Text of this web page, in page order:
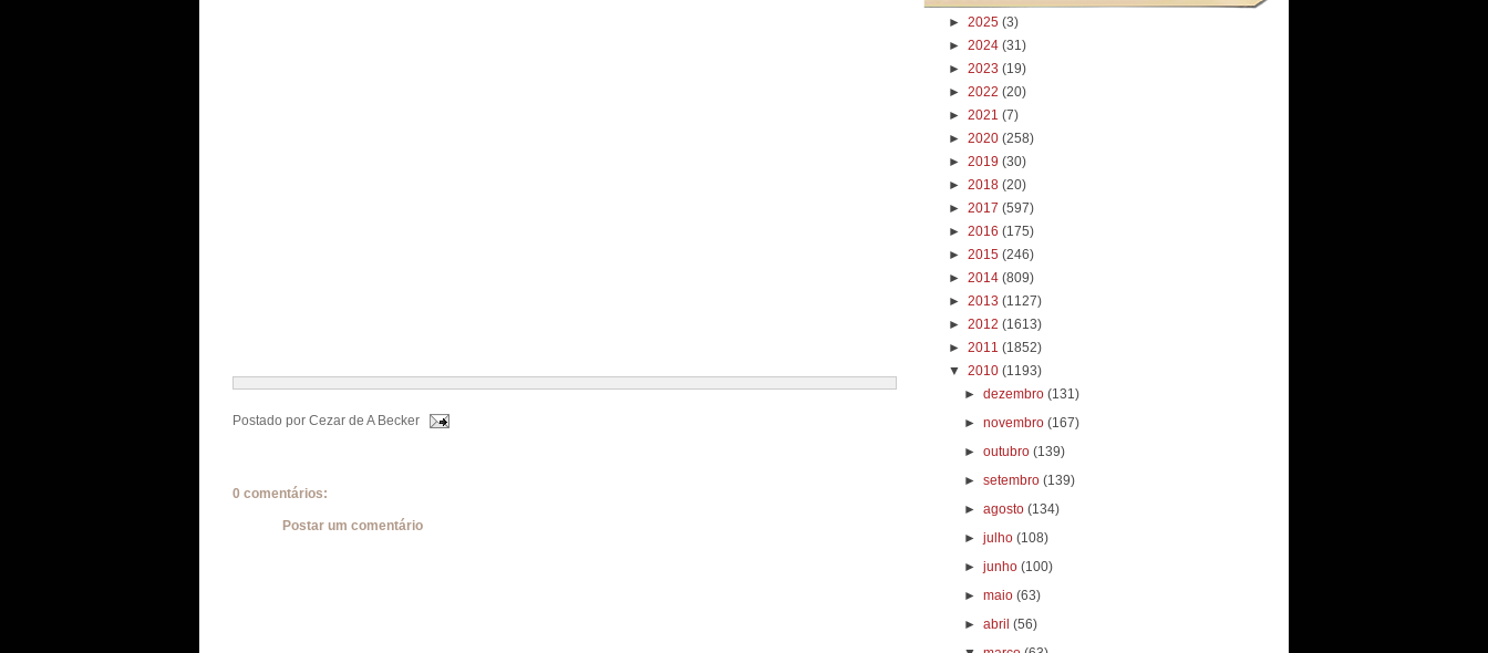
Postado por Cezar de A Becker
0 comentários:
Postar um comentário
► 2025 (3)
► 2024 (31)
► 2023 (19)
► 2022 (20)
► 2021 (7)
► 2020 (258)
► 2019 (30)
► 2018 (20)
► 2017 (597)
► 2016 (175)
► 2015 (246)
► 2014 (809)
► 2013 (1127)
► 2012 (1613)
► 2011 (1852)
▼ 2010 (1193)
►dezembro(131)
►novembro(167)
►outubro(139)
►setembro(139)
►agosto(134)
►julho(108)
►junho(100)
►maio(63)
►abril(56)